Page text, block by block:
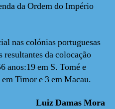
da Ordem do Império
nas colónias portuguesas
resultantes da colocação
anos:19 em S. Tomé e
Timor e 3 em Macau.
Luiz Damas Mora